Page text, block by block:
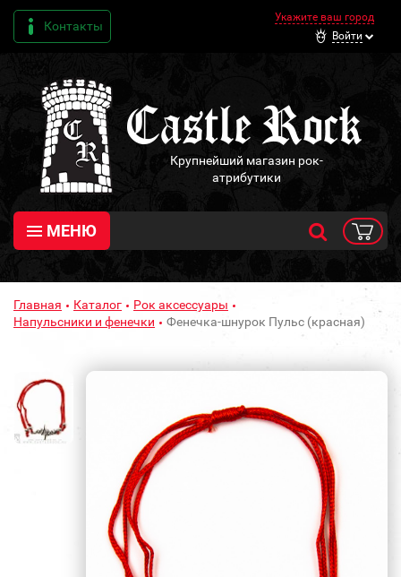
Контакты
Укажите ваш город
Войти
Крупнейший магазин рок-
атрибутики
МЕНЮ
Главная Каталог
Рок аксессуары
Напульсники и фенечки
Фенечка-шнурок Пульс (красная)